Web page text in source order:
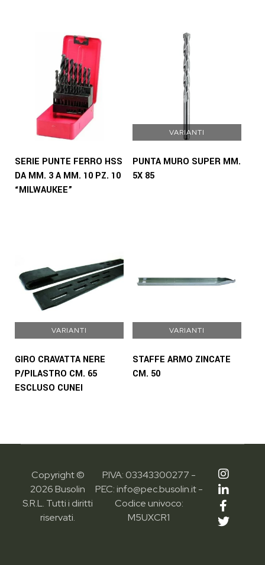
SERIE PUNTE FERRO HSS
DA MM. 3 A MM. 10 PZ. 10
“MILWAUKEE”
VARIANTI
PUNTA MURO SUPER MM.
5X 85
VARIANTI
GIRO CRAVATTA NERE
P/PILASTRO CM. 65
ESCLUSO CUNEI
VARIANTI
STAFFE ARMO ZINCATE
CM. 50
Copyright ©
2026 Busolin
S.R.L. Tutti i diritti
riservati.
P.IVA: 03343300277 -
PEC: info@pec.busolin.it -
Codice univoco:
M5UXCR1